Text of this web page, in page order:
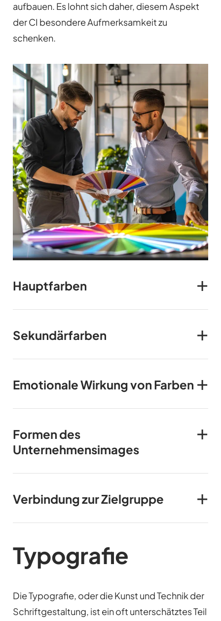
aufbauen. Es lohnt sich daher, diesem Aspekt
der CI besondere Aufmerksamkeit zu
schenken.
Hauptfarben
Sekundärfarben
Emotionale Wirkung von Farben
Formen des
Unternehmensimages
Verbindung zur Zielgruppe
Typografie
Die Typografie, oder die Kunst und Technik der
Schriftgestaltung, ist ein oft unterschätztes Teil